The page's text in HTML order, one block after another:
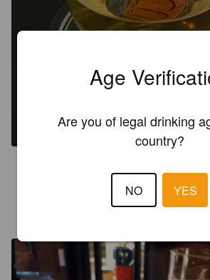
Sour / Wild Ale. Åre Bryggcompagni.
Age
Are you of legal drinking
country?
NO YES